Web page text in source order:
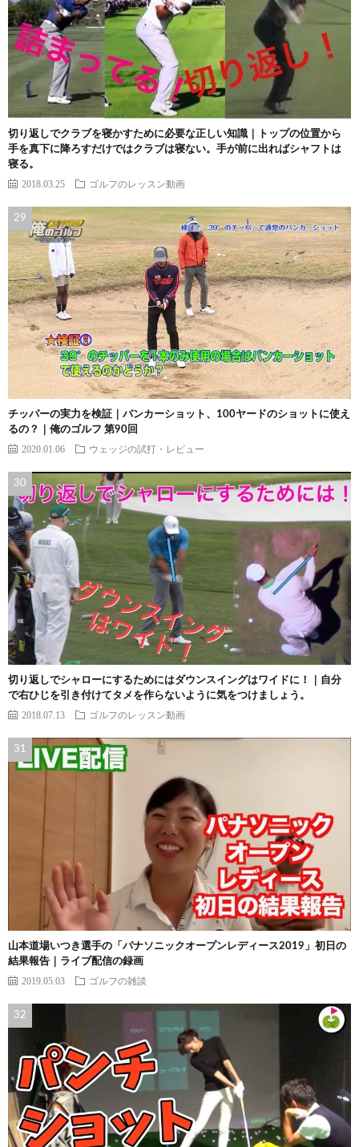
切り返しでクラブを寝かすために必要な正しい知識｜トップの位置から
手を真下に降ろすだけではクラブは寝ない。手が前に出ればシャフトは
寝る。
2018.03.25 ゴルフのレッスン動画
チッパーの実力を検証｜バンカーショット、100ヤードのショットに使え
るの？｜俺のゴルフ 第90回
2020.01.06 ウェッジの試打・レビュー
切り返しでシャローにするためにはダウンスイングはワイドに！｜自分
で右ひじを引き付けてタメを作らないように気をつけましょう。
2018.07.13 ゴルフのレッスン動画
山本道場いつき選手の「パナソニックオープンレディース2019」初日の
結果報告｜ライブ配信の録画
2019.05.03 ゴルフの雑談